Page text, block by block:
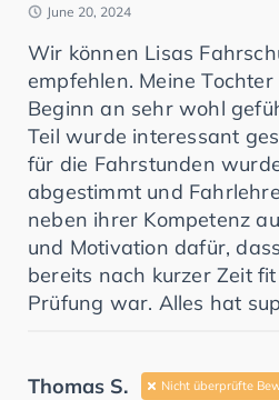
June 20, 2024
Wir können Lisas
empfehlen. Meine
Beginn an sehr wohl
Teil wurde interessant
für die Fahrstunden
abgestimmt und
neben ihrer Kompetenz
und Motivation dafür,
bereits nach kurzer Zeit
Prüfung war. Alles hat
Thomas S. Nicht überprüfte